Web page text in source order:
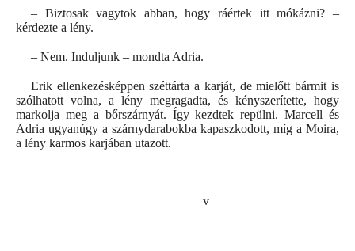
– Biztosak vagytok abban, hogy ráértek itt mókázni? –
kérdezte a lény.
– Nem. Induljunk – mondta Adria.
Erik ellenkezésképpen széttárta a karját, de mielőtt bármit is
szólhatott volna, a lény megragadta, és kényszerítette, hogy
markolja meg a bőrszárnyát. Így kezdtek repülni. Marcell és
Adria ugyanúgy a szárnydarabokba kapaszkodott, míg a Moira,
a lény karmos karjában utazott.
v